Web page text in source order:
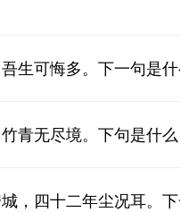
生可悔多。下一句是
青无尽境。下句是什么
，四十二年尘况耳。